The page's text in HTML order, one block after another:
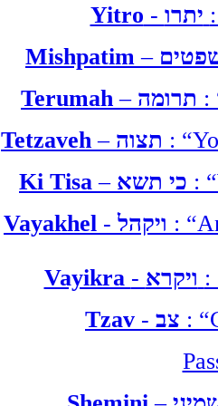
Yitro -
Mishpatim –
Terumah–
:
Tetzaveh – תצוה :
Ki Tisa – כי תשא :
Vayakhel - :
Vayikra -
:
Tzav -
: